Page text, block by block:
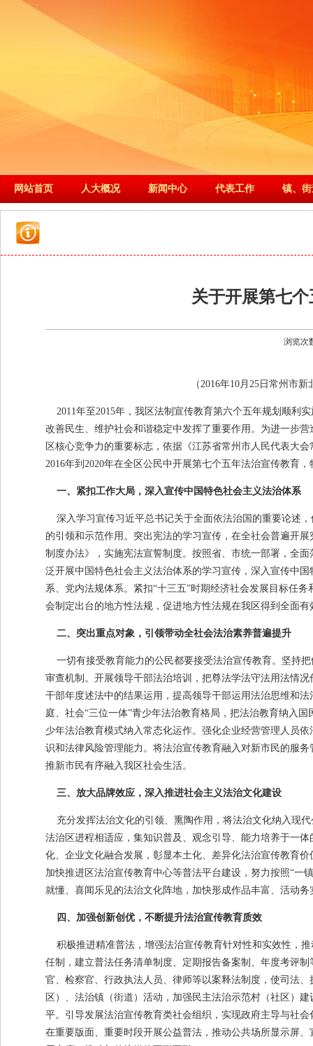
网站首页 人大概况 新闻中心 代表工作 镇、
关于开展第七
浏览次
（2016年10月25日常州市
2011年至2015年，我区法制宣传教育第六个五年规划顺利
改善民生、维护社会和谐稳定中发挥了重要作用。为进一步
区核心竞争力的重要标志，依据《江苏省常州市人民代表大
2016年到2020年在全区公民中开展第七个五年法治宣传教育
一、紧扣工作大局，深入宣传中国特色社会主义法治体系
深入学习宣传习近平总书记关于全面依法治国的重要论述
的引领和示范作用。突出宪法的学习宣传，在全社会普遍开
制度办法》，实施宪法宣誓制度。按照省、市统一部署，全
泛开展中国特色社会主义法治体系的学习宣传，深入宣传中
系、党内法规体系。紧扣“十三五”时期经济社会发展目标任
会制定出台的地方性法规，促进地方性法规在我区得到全面有
二、突出重点对象，引领带动全社会法治素养普遍提升
一切有接受教育能力的公民都要接受法治宣传教育。坚持
审查机制。开展领导干部法治培训，把尊法学法守法用法情
干部年度述法中的结果运用，提高领导干部运用法治思维和
庭、社会“三位一体”青少年法治教育格局，把法治教育纳入
少年法治教育模式纳入常态化运作。强化企业经营管理人员
识和法律风险管理能力。将法治宣传教育融入对新市民的服
推新市民有序融入我区社会生活。
三、放大品牌效应，深入推进社会主义法治文化建设
充分发挥法治文化的引领、熏陶作用，将法治文化纳入现
法治区进程相适应，集知识普及、观念引导、能力培养于一
化、企业文化融合发展，彰显本土化、差异化法治宣传教育
加快推进区法治宣传教育中心等普法平台建设，努力按照“一
就懂、喜闻乐见的法治文化阵地，加快形成作品丰富、活动
四、加强创新创优，不断提升法治宣传教育质效
积极推进精准普法，增强法治宣传教育针对性和实效性，
任制，建立普法任务清单制度、定期报告备案制、年度考评
官、检察官、行政执法人员、律师等以案释法制度，使司法
区）、法治镇（街道）活动，加强民主法治示范村（社区）
平。引导发展法治宣传教育类社会组织，实现政府主导与社
在重要版面、重要时段开展公益普法，推动公共场所显示屏